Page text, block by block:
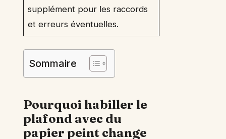
supplément pour les raccords
et erreurs éventuelles.
Sommaire
Pourquoi habiller le
plafond avec du
papier peint change